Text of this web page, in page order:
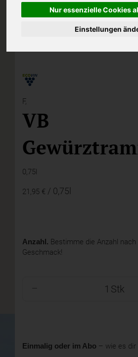
Nur essenzielle Cookies
Einstellungen
F,
VB
0,75l
21,95 € / 0,75l
Anzahl. Bestimme die Anzahl nach
Geschmack!
Stk
Einmalig oder im Abo – wie es dir